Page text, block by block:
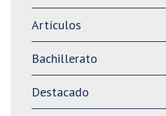
Artículos
Bachillerato
Destacado